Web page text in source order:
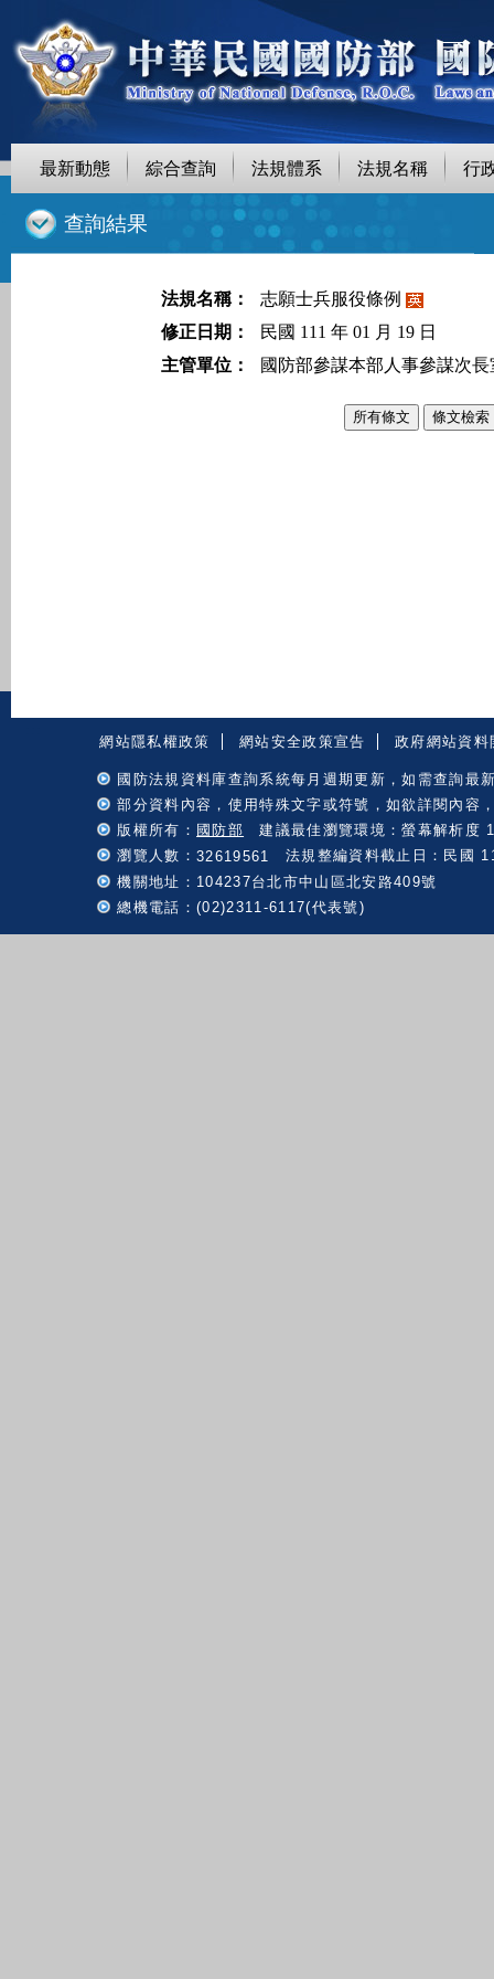
最新動態 綜合查詢 法規體系 法規名稱 行
查詢結果
法規名稱：
志願士兵服役條例
修正日期：
民國 111 年 01 月 19 日
主管單位：
國防部參謀本部人事參謀次長
網站隱私權政策 網站安全政策宣告 政府網站資料
國防法規資料庫查詢系統每月週期更新，如需查詢最
部分資料內容，使用特殊文字或符號，如欲詳閱內容
版權所有： 國防部 建議最佳瀏覽環境：螢幕解析度
瀏覽人數：32619561
法規整編資料截止日：民國
機關地址：104237台北市中山區北安路409號
總機電話：(02)2311-6117(代表號)